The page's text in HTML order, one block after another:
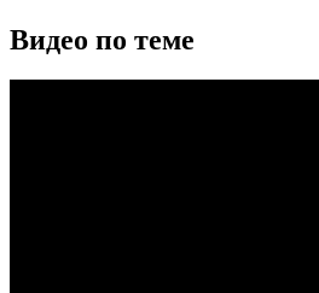
Видео по теме